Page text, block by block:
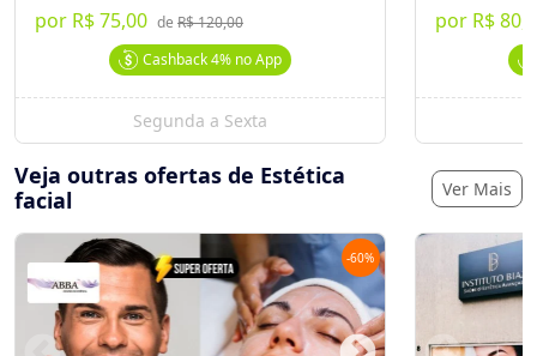
por R$ 75,00 deR$ 120,00
Cashback4%no App
Segunda a Sexta
por R$
Veja outras ofertas de Estética
facial
Ver Mais
-60%